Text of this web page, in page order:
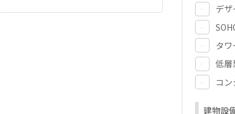
デザ
タ
低層
コン
建物設